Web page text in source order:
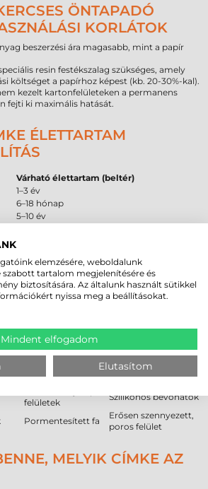
ÖNTAPADÓ
KORLÁTOK
beszerzési ára magasabb, mint a papír
resin festékszalag szükséges, amely
költséget a papírhoz képest (kb. 20-30%-kal).
kezelt kartonfelületeken a permanens
fejti ki maximális hatását.
ÉLETTARTAM
Várható élettartam (beltér)
1–3 év
6–18 hónap
5–10 év
AJÁNLOTT
fizikai tulajdonságai alapján az alábbi
a tartós rögzítést. Ez a táblázat segíti a
Feltételes
Nem ajánlott
Enyhén érdes
műanyagok
Jeges, deres felületek
műanyag felületek
Porózus karton és
papír
felületek
Szilikonos bevonatok
Pormentesített fa
Erősen szennyezett,
poros felület
MELYIK CÍMKE AZ
elemzésére, weboldalunk
szabott tartalom megjelenítésére és
biztosítására. Az általunk használt sütikkel
nyissa meg a beállításokat.
Mindent elfogadom
Elutasítom